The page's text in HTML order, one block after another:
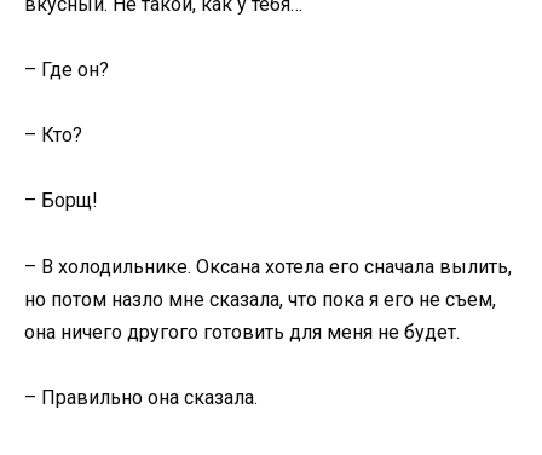
– Где он?
– Кто?
– Борщ!
– В холодильнике. Оксана хотела его сначала вылить,
но потом назло мне сказала, что пока я его не съем,
она ничего другого готовить для меня не будет.
– Правильно она сказала.